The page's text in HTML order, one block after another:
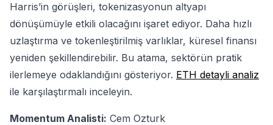
Harris’in görüşleri, tokenizasyonun altyapı
dönüşümüyle etkili olacağını işaret ediyor. Daha hızlı
uzlaştırma ve tokenleştirilmiş varlıklar, küresel finansı
yeniden şekillendirebilir. Bu atama, sektörün pratik
ilerlemeye odaklandığını gösteriyor. ETH detayli analiz
ile karşılaştırmalı inceleyin.
Momentum Analisti: Cem Ozturk